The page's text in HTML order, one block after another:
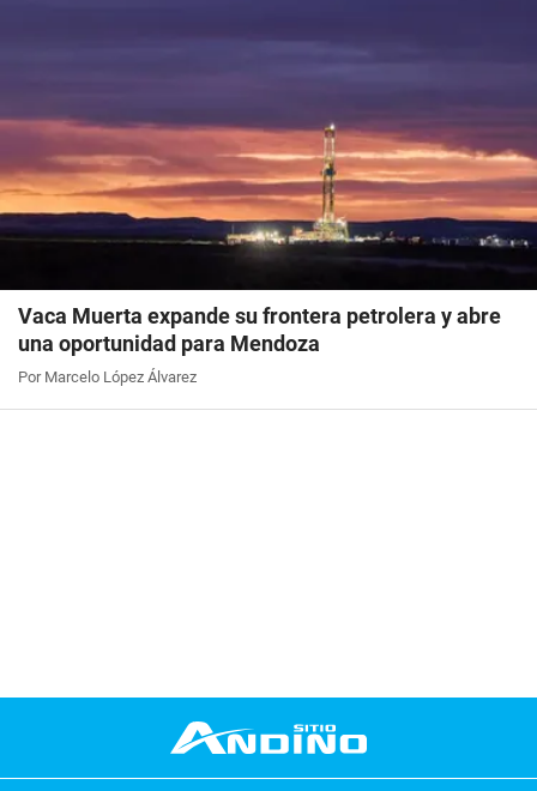
Vaca Muerta expande su frontera petrolera y abre
una oportunidad para Mendoza
Por Marcelo López Álvarez